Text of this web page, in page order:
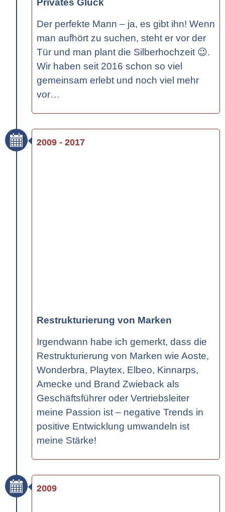
Der perfekte Mann – ja, es gibt ihn! Wenn
man aufhört zu suchen, steht er vor der
Tür und man plant die Silberhochzeit 😉.
Wir haben seit 2016 schon so viel
gemeinsam erlebt und noch viel mehr
vor…
2009 - 2017
Restrukturierung von Marken
Irgendwann habe ich gemerkt, dass die
Restrukturierung von Marken wie Aoste,
Wonderbra, Playtex, Elbeo, Kinnarps,
Amecke und Brand Zwieback als
Geschäftsführer oder Vertriebsleiter
meine Passion ist – negative Trends in
positive Entwicklung umwandeln ist
meine Stärke!
2009